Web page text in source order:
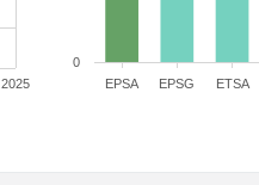
2025 EPSA EPSG ETSA
0